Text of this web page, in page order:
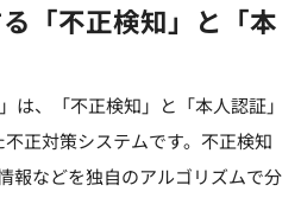
「不正検知」と「本
は、「不正検知」と「本人認証」
正対策システムです。不正検知
報などを独自のアルゴリズムで分